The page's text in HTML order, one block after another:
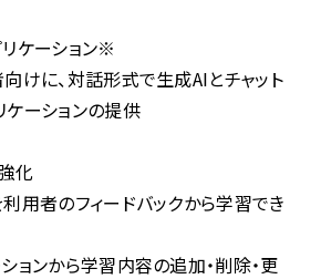
ケーション※
けに、対話形式で生成AIとチャット
ーションの提供
化
用者のフィードバックから学習でき
ョンから学習内容の追加・削除・更